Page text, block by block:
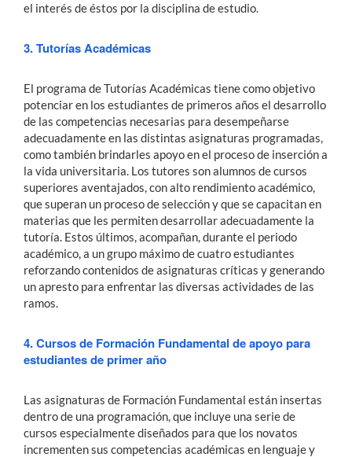
el interés de éstos por la disciplina de estudio.
3. Tutorías Académicas
El programa de Tutorías Académicas tiene como objetivo
potenciar en los estudiantes de primeros años el desarrollo
de las competencias necesarias para desempeñarse
adecuadamente en las distintas asignaturas programadas,
como también brindarles apoyo en el proceso de inserción a
la vida universitaria. Los tutores son alumnos de cursos
superiores aventajados, con alto rendimiento académico,
que superan un proceso de selección y que se capacitan en
materias que les permiten desarrollar adecuadamente la
tutoría. Estos últimos, acompañan, durante el periodo
académico, a un grupo máximo de cuatro estudiantes
reforzando contenidos de asignaturas críticas y generando
un apresto para enfrentar las diversas actividades de las
ramos.
4. Cursos de Formación Fundamental de apoyo para
estudiantes de primer año
Las asignaturas de Formación Fundamental están insertas
dentro de una programación, que incluye una serie de
cursos especialmente diseñados para que los novatos
incrementen sus competencias académicas en lenguaje y